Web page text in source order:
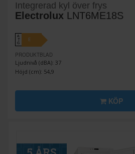
Integrerad kyl över frys
Electrolux LNT6ME18S
A
↑
G
E
PRODUKTBLAD
Ljudnivå (dBA): 37
Höjd (cm): 54,9
KÖP